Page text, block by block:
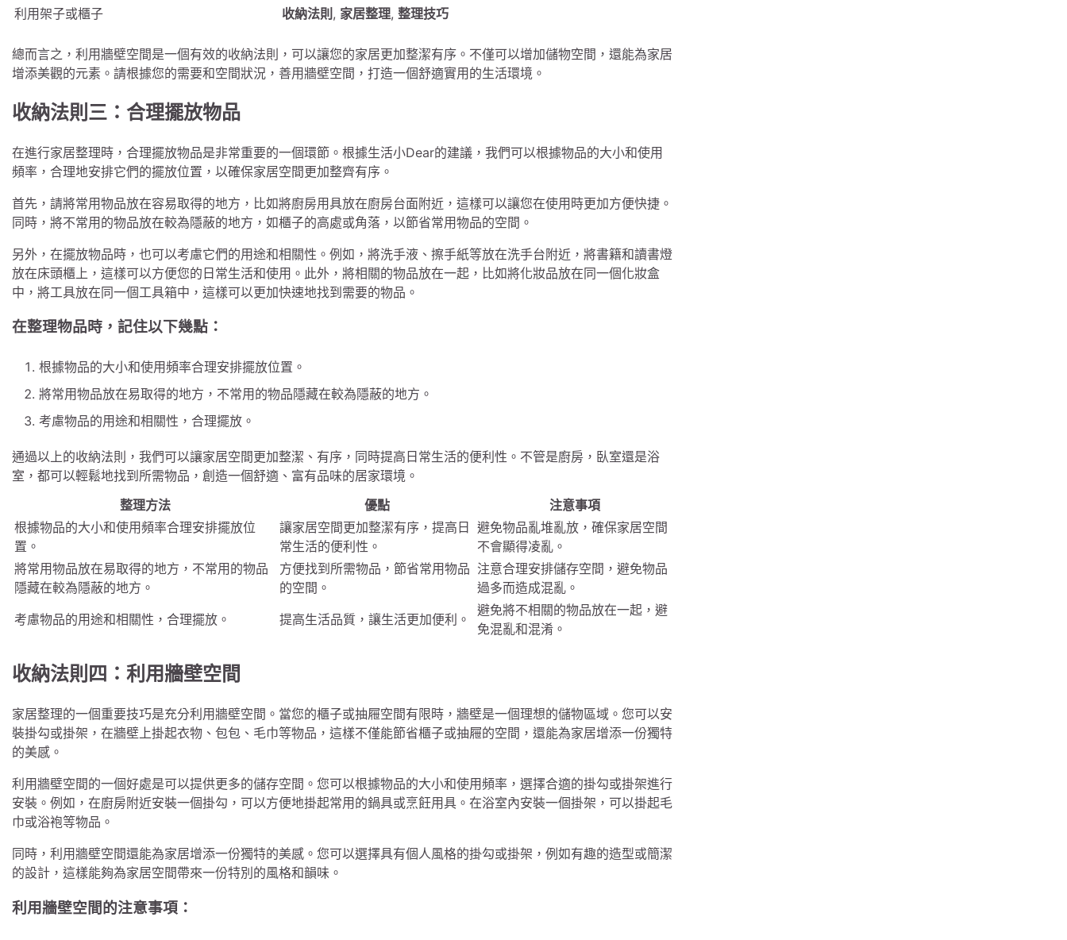
利用架子或櫃子
收納法則 , 家居整理, 整理技巧
總而言之，利用牆壁空間是一個有效的收納法則，可以讓您的家居更加整潔有序。不僅可以增加儲物空間，還能為家居
增添美觀的元素。請根據您的需要和空間狀況，善用牆壁空間，打造一個舒適實用的生活環境。
收納法則三：合理擺放物品
在進行家居整理時，合理擺放物品是非常重要的一個環節。根據生活小Dear的建議，我們可以根據物品的大小和使用
頻率，合理地安排它們的擺放位置，以確保家居空間更加整齊有序。
首先，請將常用物品放在容易取得的地方，比如將廚房用具放在廚房台面附近，這樣可以讓您在使用時更加方便快捷。
同時，將不常用的物品放在較為隱蔽的地方，如櫃子的高處或角落，以節省常用物品的空間。
另外，在擺放物品時，也可以考慮它們的用途和相關性。例如，將洗手液、擦手紙等放在洗手台附近，將書籍和讀書燈
放在床頭櫃上，這樣可以方便您的日常生活和使用。此外，將相關的物品放在一起，比如將化妝品放在同一個化妝盒
中，將工具放在同一個工具箱中，這樣可以更加快速地找到需要的物品。
在整理物品時，記住以下幾點：
根據物品的大小和使用頻率合理安排擺放位置。
將常用物品放在易取得的地方，不常用的物品隱藏在較為隱蔽的地方。
考慮物品的用途和相關性，合理擺放。
通過以上的收納法則，我們可以讓家居空間更加整潔、有序，同時提高日常生活的便利性。不管是廚房，臥室還是浴
室，都可以輕鬆地找到所需物品，創造一個舒適、富有品味的居家環境。
整理方法
優點
注意事項
根據物品的大小和使用頻率合理安排擺放位
置。
讓家居空間更加整潔有序，提高日
常生活的便利性。
避免物品亂堆亂放，確保家居空間
不會顯得凌亂。
將常用物品放在易取得的地方，不常用的物品
隱藏在較為隱蔽的地方。
方便找到所需物品，節省常用物品
的空間。
注意合理安排儲存空間，避免物品
過多而造成混亂。
考慮物品的用途和相關性，合理擺放。
提高生活品質，讓生活更加便利。
避免將不相關的物品放在一起，避
免混亂和混淆。
收納法則四：利用牆壁空間
家居整理的一個重要技巧是充分利用牆壁空間。當您的櫃子或抽屜空間有限時，牆壁是一個理想的儲物區域。您可以安
裝掛勾或掛架，在牆壁上掛起衣物、包包、毛巾等物品，這樣不僅能節省櫃子或抽屜的空間，還能為家居增添一份獨特
的美感。
利用牆壁空間的一個好處是可以提供更多的儲存空間。您可以根據物品的大小和使用頻率，選擇合適的掛勾或掛架進行
安裝。例如，在廚房附近安裝一個掛勾，可以方便地掛起常用的鍋具或烹飪用具。在浴室內安裝一個掛架，可以掛起毛
巾或浴袍等物品。
同時，利用牆壁空間還能為家居增添一份獨特的美感。您可以選擇具有個人風格的掛勾或掛架，例如有趣的造型或簡潔
的設計，這樣能夠為家居空間帶來一份特別的風格和韻味。
利用牆壁空間的注意事項：